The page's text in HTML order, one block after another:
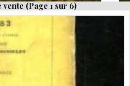
vente (Page 1 sur 6)